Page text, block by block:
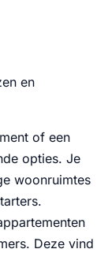
en
of een
opties. Je
woonruimtes
Deze vind